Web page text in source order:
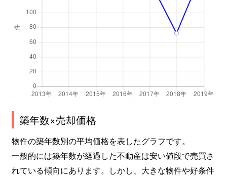
築年数×売却価格
物件の築年数別の平均価格を表したグラフです。
一般的には築年数が経過した不動産は安い値段で売買さ
れている傾向にあります。しかし、大きな物件や好条件